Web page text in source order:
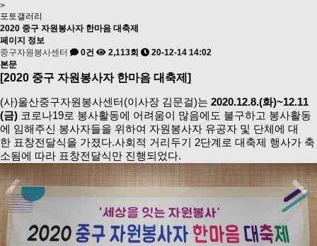
>
포토갤러리
2020 중구 자원봉사자 한마음 대축제
페이지 정보
중구자원봉사센터
0건 2,113회
20-12-14 14:02
본문
[2020 중구 자원봉사자 한마음 대축제]
(사)울산중구자원봉사센터(이사장 김문걸)는 2020.12.8.(화)~12.11
(금) 코로나19로 봉사활동에 어려움이 많음에도 불구하고 봉사활동
에 임해주신 봉사자들을 위하여 자원봉사자 유공자 및 단체에 대
한 표창전달식을 가졌다.사회적 거리두기 2단계로 대축제 행사가 축
소됨에 따라 표창전달식만 진행되었다.